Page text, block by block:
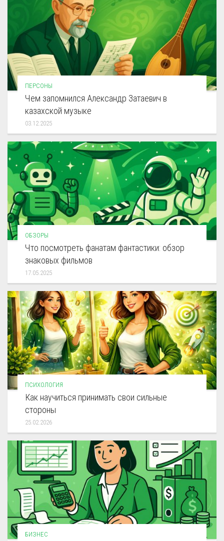
ПЕРСОНЫ
Чем запомнился Александр Затаевич в
казахской музыке
03.12.2025
ОБЗОРЫ
Что посмотреть фанатам фантастики: обзор
знаковых фильмов
17.05.2025
ПСИХОЛОГИЯ
Как научиться принимать свои сильные
стороны
25.02.2026
БИЗНЕС